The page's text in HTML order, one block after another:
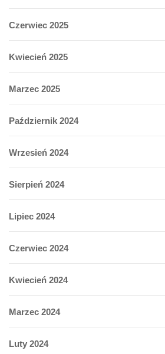
Czerwiec 2025
Kwiecień 2025
Marzec 2025
Październik 2024
Wrzesień 2024
Sierpień 2024
Lipiec 2024
Czerwiec 2024
Kwiecień 2024
Marzec 2024
Luty 2024